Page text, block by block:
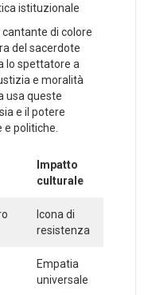
istituzionale
cantante di colore
del sacerdote
lo spettatore a
e moralità⁢
usa queste
e‌ il potere
politiche.
Impatto
culturale
Icona di
resistenza
Empatia ​
universale